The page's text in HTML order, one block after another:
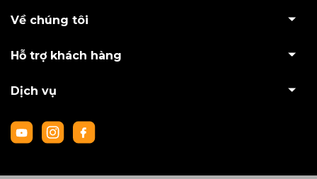
Về chúng tôi
Hỗ trợ khách hàng
Dịch vụ